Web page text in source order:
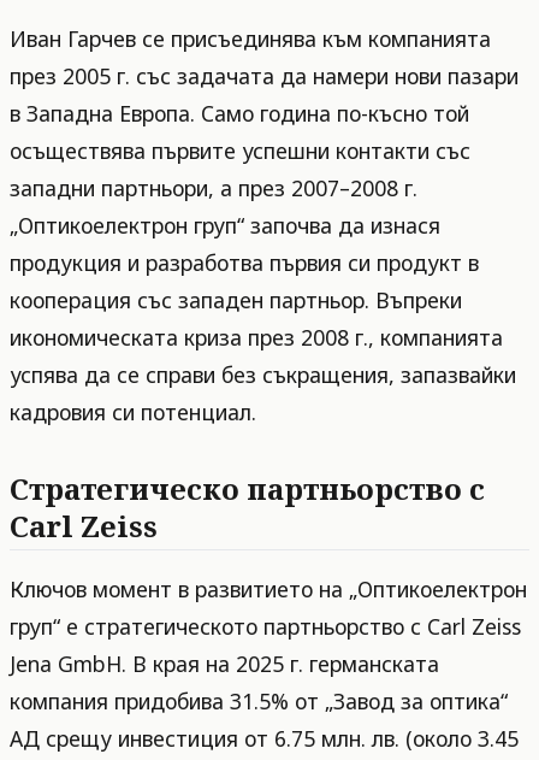
Иван Гарчев се присъединява към компанията
през 2005 г. със задачата да намери нови пазари
в Западна Европа. Само година по-късно той
осъществява първите успешни контакти със
западни партньори, а през 2007–2008 г.
„Оптикоелектрон груп“ започва да изнася
продукция и разработва първия си продукт в
кооперация със западен партньор. Въпреки
икономическата криза през 2008 г., компанията
успява да се справи без съкращения, запазвайки
кадровия си потенциал.
Стратегическо партньорство с
Carl Zeiss
Ключов момент в развитието на „Оптикоелектрон
груп“ е стратегическото партньорство с Carl Zeiss
Jena GmbH. В края на 2025 г. германската
компания придобива 31.5% от „Завод за оптика“
АД срещу инвестиция от 6.75 млн. лв. (около 3.45